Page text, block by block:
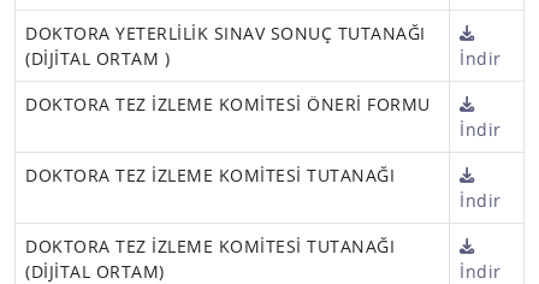
DOKTORA YETERLİLİK SINAV SONUÇ TUTANAĞI
(DİJİTAL ORTAM )
İndir
DOKTORA TEZ İZLEME KOMİTESİ ÖNERİ FORMU
İndir
DOKTORA TEZ İZLEME KOMİTESİ TUTANAĞI
İndir
DOKTORA TEZ İZLEME KOMİTESİ TUTANAĞI
(DİJİTAL ORTAM)
İndir